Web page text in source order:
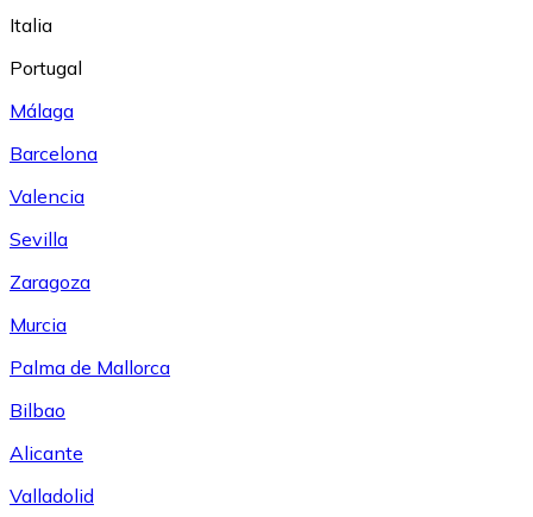
Italia
Portugal
Málaga
Barcelona
Valencia
Sevilla
Zaragoza
Murcia
Palma de Mallorca
Bilbao
Alicante
Valladolid